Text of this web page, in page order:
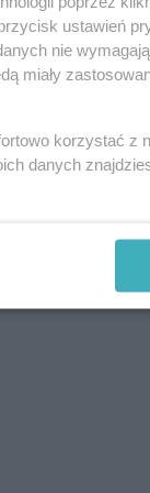
i jedno z
tancerzami
Franz
Crazy for You
ustawień
nie
miały
korzystać z
danych